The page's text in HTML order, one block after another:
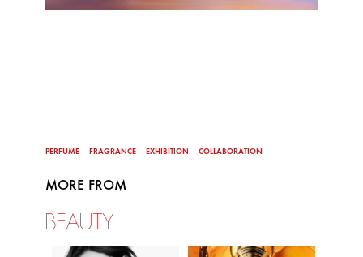
PERFUME FRAGRANCE EXHIBITION COLLABORATION
MORE FROM
BEAUTY